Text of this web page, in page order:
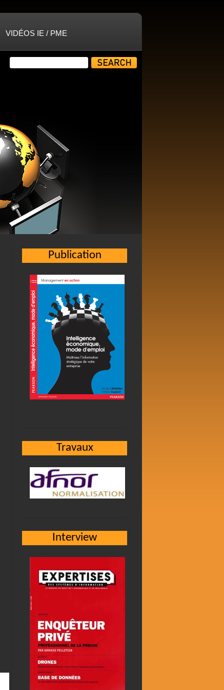
VIDÉOS IE / PME
Publication
Travaux
Interview